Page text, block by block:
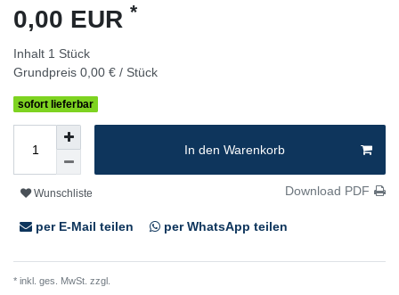
0,00 EUR *
Inhalt 1 Stück
Grundpreis 0,00 € / Stück
sofort lieferbar
In den Warenkorb
Wunschliste Download PDF
per E-Mail teilen per WhatsApp teilen
* inkl. ges. MwSt. zzgl.